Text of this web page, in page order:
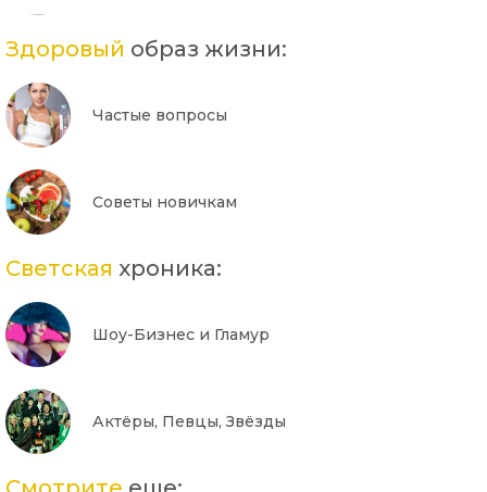
Здоровый образ жизни:
Частые вопросы
Советы новичкам
Светская хроника:
Шоу-Бизнес и Гламур
Актёры, Певцы, Звёзды